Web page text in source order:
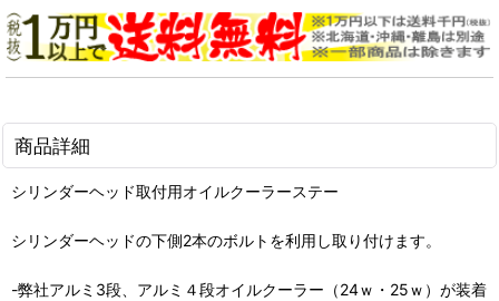
商品詳細
シリンダーヘッド取付用オイルクーラーステー
シリンダーヘッドの下側2本のボルトを利用し取り付けます。
-弊社アルミ3段、アルミ４段オイルクーラー（24ｗ・25ｗ）が装着